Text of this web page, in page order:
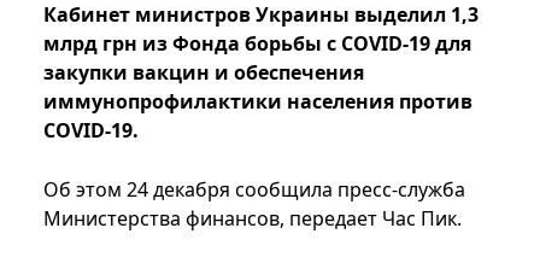
Кабинет министров Украины выделил 1,3
млрд грн из Фонда борьбы с COVID-19 для
закупки вакцин и обеспечения
иммунопрофилактики населения против
COVID-19.
Об этом 24 декабря сообщила пресс-служба
Министерства финансов, передает Час Пик.